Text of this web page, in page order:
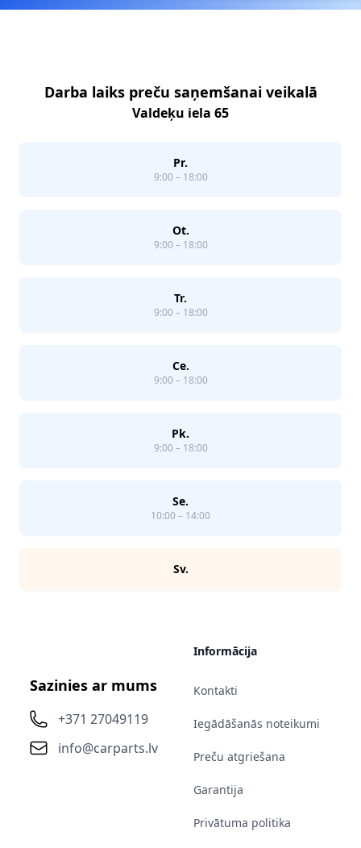
Darba laiks preču saņemšanai veikalā
Valdeķu iela 65
Pr.
9:00 – 18:00
Ot.
9:00 – 18:00
Tr.
9:00 – 18:00
Ce.
9:00 – 18:00
Pk.
9:00 – 18:00
Se.
10:00 – 14:00
Sv.
Sazinies ar mums
+371 27049119
info@carparts.lv
Informācija
Kontakti
Iegādāšanās noteikumi
Preču atgriešana
Garantija
Privātuma politika